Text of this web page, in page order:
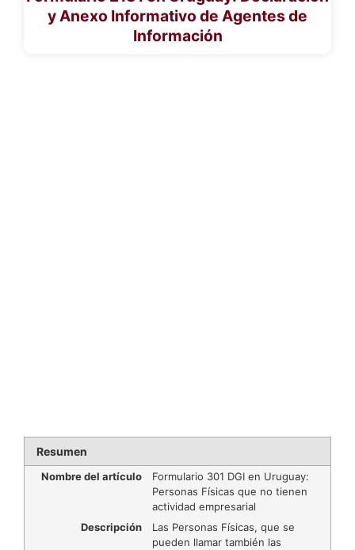
y Anexo Informativo de Agentes de
Información
Resumen
Nombre del artículo
Formulario 301 DGI en Uruguay:
Personas Físicas que no tienen
actividad empresarial
Descripción
Las Personas Físicas, que se
pueden llamar también las